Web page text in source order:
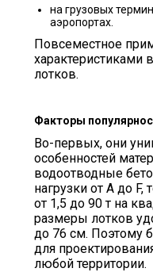
на грузовых
аэропортах.
Повсеместное
характеристиками
лотков.
Факторы
Во-первых, они
особенностей
водоотводные
нагрузки от А до
от 1,5 до 90 т на
размеры лотков
до 76 см. Поэтому
для
любой территории.